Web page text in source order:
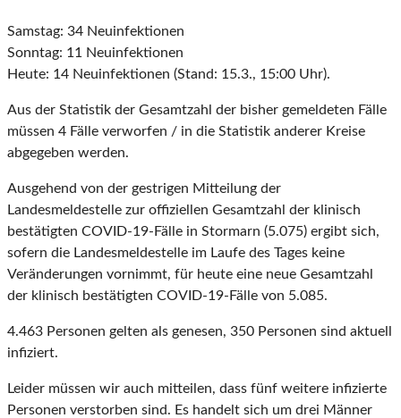
Samstag: 34 Neuinfektionen
Sonntag: 11 Neuinfektionen
Heute: 14 Neuinfektionen (Stand: 15.3., 15:00 Uhr).
Aus der Statistik der Gesamtzahl der bisher gemeldeten Fälle
müssen 4 Fälle verworfen / in die Statistik anderer Kreise
abgegeben werden.
Ausgehend von der gestrigen Mitteilung der
Landesmeldestelle zur offiziellen Gesamtzahl der klinisch
bestätigten COVID-19-Fälle in Stormarn (5.075) ergibt sich,
sofern die Landesmeldestelle im Laufe des Tages keine
Veränderungen vornimmt, für heute eine neue Gesamtzahl
der klinisch bestätigten COVID-19-Fälle von 5.085.
4.463 Personen gelten als genesen, 350 Personen sind aktuell
infiziert.
Leider müssen wir auch mitteilen, dass fünf weitere infizierte
Personen verstorben sind. Es handelt sich um drei Männer